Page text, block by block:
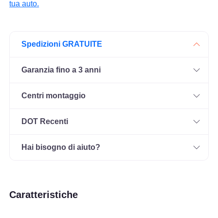
tua auto.
Spedizioni GRATUITE
Garanzia fino a 3 anni
Centri montaggio
DOT Recenti
Hai bisogno di aiuto?
Caratteristiche